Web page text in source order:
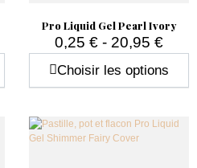
Pro Liquid Gel Pearl Ivory
0,25 € - 20,95 €
Choisir les options